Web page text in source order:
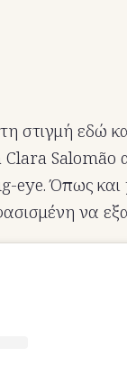
στιγμή εδώ
Clara
eye. Όπως και
να